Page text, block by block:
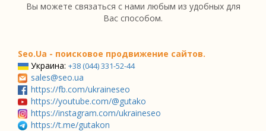
Вы можете связаться с нами любым из удобных для
Вас способом.
Seo.Ua - поисковое продвижение сайтов.
Украина: +38 (044) 331-52-44
sales@seo.ua
https://fb.com/ukraineseo
https://youtube.com/@gutako
https://instagram.com/ukraineseo
https://t.me/gutakon